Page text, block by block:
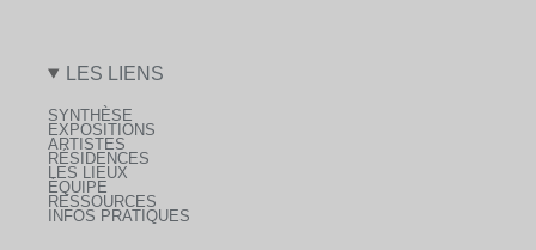
LES LIENS
SYNTHÈSE
EXPOSITIONS
ARTISTES
RÉSIDENCES
LES LIEUX
ÉQUIPE
RESSOURCES
INFOS PRATIQUES